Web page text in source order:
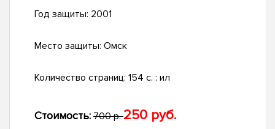
Год защиты: 2001
Место защиты: Омск
Количество страниц: 154 с. : ил
Стоимость: 700 р.250 руб.